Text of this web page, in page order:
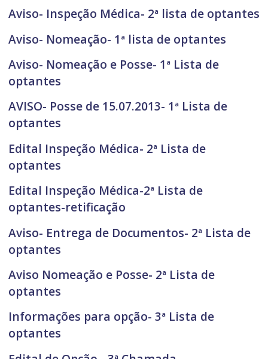
Aviso- Inspeção Médica- 2ª lista de optantes
Aviso- Nomeação- 1ª lista de optantes
Aviso- Nomeação e Posse- 1ª Lista de
optantes
AVISO- Posse de 15.07.2013- 1ª Lista de
optantes
Edital Inspeção Médica- 2ª Lista de
optantes
Edital Inspeção Médica-2ª Lista de
optantes-retificação
Aviso- Entrega de Documentos- 2ª Lista de
optantes
Aviso Nomeação e Posse- 2ª Lista de
optantes
Informações para opção- 3ª Lista de
optantes